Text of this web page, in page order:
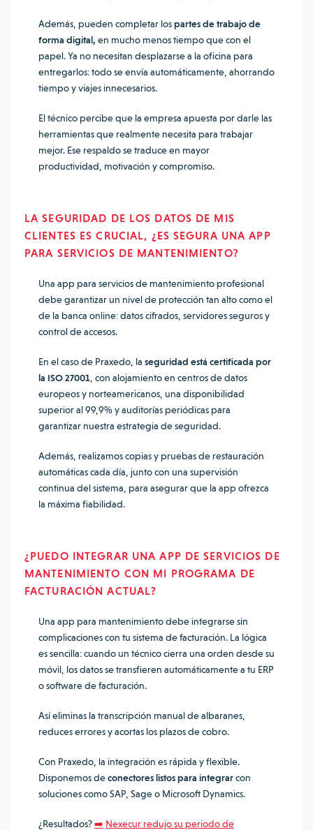
Además, pueden completar lospartes de trabajo de
forma digital, en mucho menos tiempo que con el
papel. Ya no necesitan desplazarse a la oficina para
entregarlos: todo se envía automáticamente, ahorrando
tiempo y viajes innecesarios.
El técnico percibe que la empresa apuesta por darle las
herramientas que realmente necesita para trabajar
mejor. Ese respaldo se traduce en mayor
productividad, motivación y compromiso.
LA SEGURIDAD DE LOS DATOS DE MIS
CLIENTES ES CRUCIAL, ¿ES SEGURA UNA APP
PARA SERVICIOS DE MANTENIMIENTO?
Una app para servicios de mantenimiento profesional
debe garantizar un nivel de protección tan alto como el
de la banca online: datos cifrados, servidores seguros y
control de accesos.
En el caso de Praxedo, la seguridad está certificada por
la ISO 27001 , con alojamiento en centros de datos
europeos y norteamericanos, una disponibilidad
superior al 99,9% y auditorías periódicas para
garantizar nuestra estrategia de seguridad.
Además, realizamos copias y pruebas de restauración
automáticas cada día, junto con una supervisión
continua del sistema, para asegurar que la app ofrezca
la máxima fiabilidad.
¿PUEDO INTEGRAR UNA APP DE SERVICIOS DE
MANTENIMIENTO CON MI PROGRAMA DE
FACTURACIÓN ACTUAL?
Una app para mantenimiento debe integrarse sin
complicaciones con tu sistema de facturación. La lógica
es sencilla: cuando un técnico cierra una orden desde su
móvil, los datos se transfieren automáticamente a tu ERP
o software de facturación.
Así eliminas la transcripción manual de albaranes,
reduces errores y acortas los plazos de cobro.
Con Praxedo, la integración es rápida y flexible.
Disponemos deconectores listos para integrarcon
soluciones como SAP, Sage o Microsoft Dynamics.
¿Resultados?➡️ Nexecur redujo su periodo de